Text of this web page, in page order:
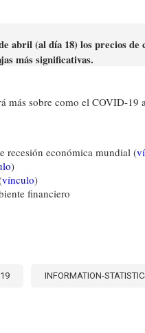
abril (al día 18) los precios de
más significativas.
más sobre como el COVID-19
recesión económica mundial (
)
vínculo)
financiero
INFORMATION-